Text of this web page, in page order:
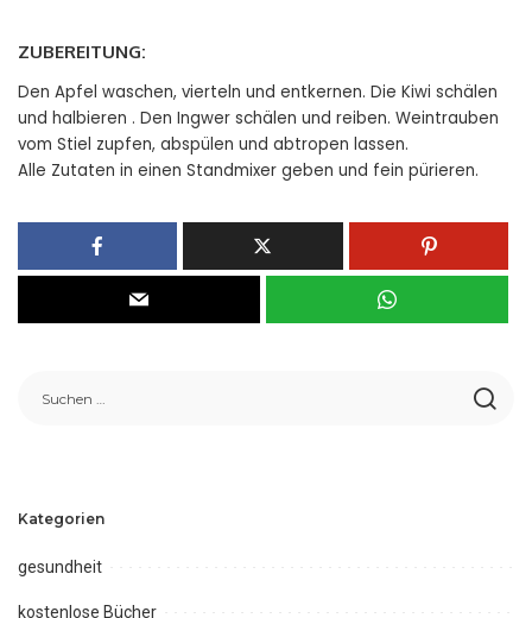
ZUBEREITUNG:
Den Apfel waschen, vierteln und entkernen. Die Kiwi schälen
und halbieren . Den Ingwer schälen und reiben. Weintrauben
vom Stiel zupfen, abspülen und abtropen lassen.
Alle Zutaten in einen Standmixer geben und fein pürieren.
Kategorien
gesundheit
kostenlose Bücher